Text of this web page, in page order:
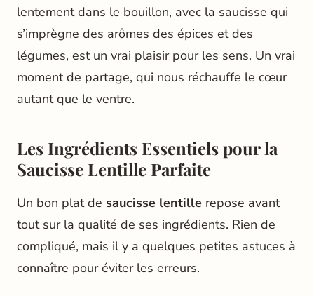
lentement dans le bouillon, avec la saucisse qui
s’imprègne des arômes des épices et des
légumes, est un vrai plaisir pour les sens. Un vrai
moment de partage, qui nous réchauffe le cœur
autant que le ventre.
Les Ingrédients Essentiels pour la
Saucisse Lentille Parfaite
Un bon plat de saucisse lentille repose avant
tout sur la qualité de ses ingrédients. Rien de
compliqué, mais il y a quelques petites astuces à
connaître pour éviter les erreurs.